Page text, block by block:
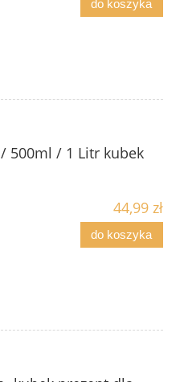
do koszyka
500ml / 1 Litr kubek
44,99 zł
do koszyka